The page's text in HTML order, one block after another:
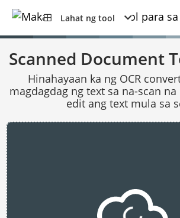
Lahat ng tool
Scanned Document
Hinahayaan ka ng OCR
magdagdag ng text sa na-scan
edit ang text mula sa